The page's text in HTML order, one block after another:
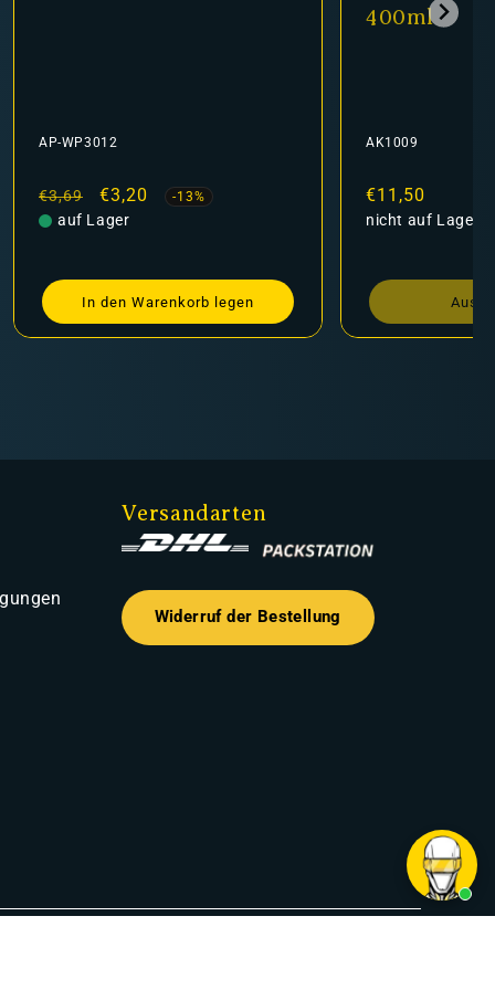
AP-WP3012
Normaler
Preis
€3,69 Verkaufspreis
€3,20 -13%
auf Lager
In den Warenkorb legen
400ml
AK1009
Normaler
Preis
€11,50
nicht auf Lager
Versandarten
Widerruf der Bestellung